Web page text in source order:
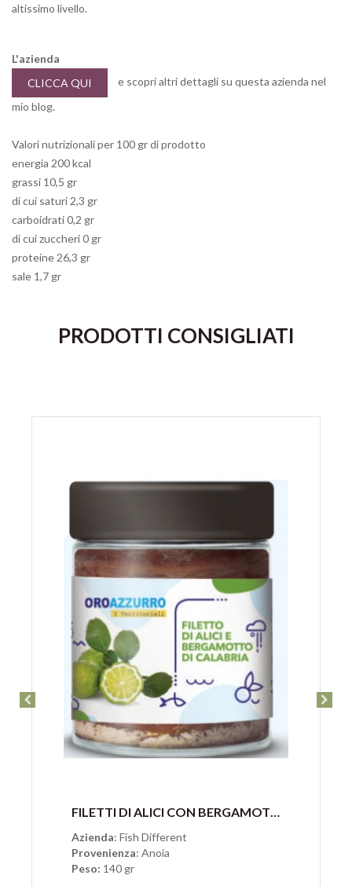
altissimo livello.
L'azienda
CLICCA QUI
e scopri altri dettagli su questa azienda nel
mio blog.
Valori nutrizionali per 100 gr di prodotto
energia 200 kcal
grassi 10,5 gr
di cui saturi 2,3 gr
carboidrati 0,2 gr
di cui zuccheri 0 gr
proteine 26,3 gr
sale 1,7 gr
PRODOTTI CONSIGLIATI
Anteprima FILETTI DI ALICI CON BERGAMOTTO METODO LAMPARA DI FISH DIFFERENT
Azienda: Fish Different
Provenienza: Anoia
Peso: 140 gr